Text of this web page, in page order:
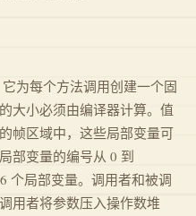
为每个方法调用创建一个固
大小必须由编译器计算。值
帧区域中，这些局部变量可
部变量的编号从 0 到
个局部变量。调用者和被调
用者将参数压入操作数堆